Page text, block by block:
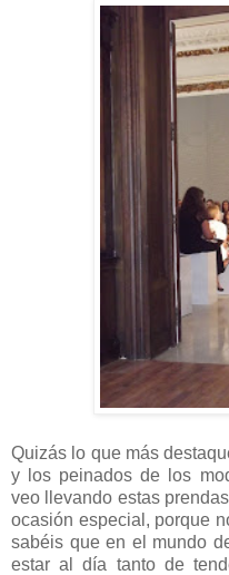
Quizás lo que más
y los peinados de los
veo llevando estas
ocasión especial, porque
sabéis que en el mundo
estar al día tanto de